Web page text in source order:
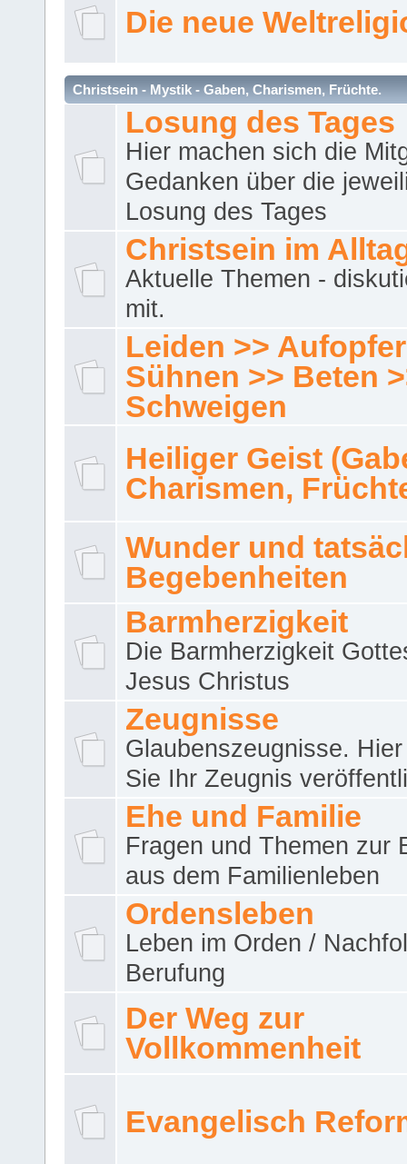
Die neue
Christsein - Mystik - Gaben, Charismen, Früchte.
Losung des Tages
Hier machen sich die
Gedanken über die
Losung des Tages
Christsein im
Aktuelle Themen -
mit.
Leiden >>
Sühnen >> Beten
Schweigen
Heiliger Geist
Charismen,
Wunder und
Begebenheiten
Barmherzigkeit
Die Barmherzigkeit
Jesus Christus
Zeugnisse
Glaubenszeugnisse.
Sie Ihr Zeugnis
Ehe und Familie
Fragen und Themen zur
aus dem Familienleben
Ordensleben
Leben im Orden /
Berufung
Der Weg zur
Vollkommenheit
Evangelisch